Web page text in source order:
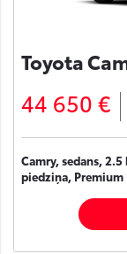
Toyota
44 650 €
Camry, sedans,
piedziņa, Premium